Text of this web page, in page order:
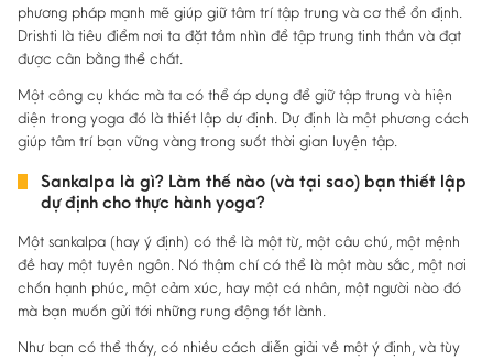
phương pháp mạnh mẽ giúp giữ tâm trí tập trung và cơ thể ổn định.
Drishti là tiêu điểm nơi ta đặt tầm nhìn để tập trung tinh thần và đạt
được cân bằng thể chất.
Một công cụ khác mà ta có thể áp dụng để giữ tập trung và hiện
diện trong yoga đó là thiết lập dự định. Dự định là một phương cách
giúp tâm trí bạn vững vàng trong suốt thời gian luyện tập.
Sankalpa là gì? Làm thế nào (và tại sao) bạn thiết lập
dự định cho thực hành yoga?
Một sankalpa (hay ý định) có thể là một từ, một câu chú, một mệnh
đề hay một tuyên ngôn. Nó thậm chí có thể là một màu sắc, một nơi
chốn hạnh phúc, một cảm xúc, hay một cá nhân, một người nào đó
mà bạn muốn gửi tới những rung động tốt lành.
Như bạn có thể thấy, có nhiều cách diễn giải về một ý định, và tùy